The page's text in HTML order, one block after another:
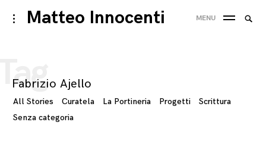
Skip
to
Matteo Innocenti
toggle
MENU
Fabrizio Ajello
All Stories Curatela La Portineria Progetti
Scrittura
Senza categoria